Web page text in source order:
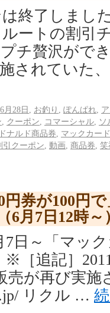
は終了しまし
ルートの割引
チ贅沢がで
施されていた
6月28日 お釣り ぽんぱれ
クーポン コマーシャル
ソ
ナルド商品券
マックカード
引クーポン 動画 商品券 笑
円券が100円
6月7日12時～
日～「マッ
［追記］
売が再び実
リクル …